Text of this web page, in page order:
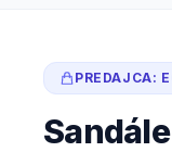
PREDAJCA: